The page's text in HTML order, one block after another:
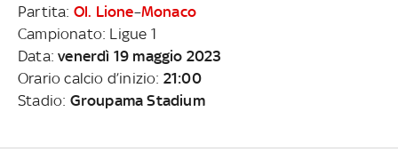
Partita: Ol. Lione–Monaco
Campionato: Ligue 1
Data:venerdì 19 maggio 2023
Orario calcio d’inizio: 21:00
Stadio: Groupama Stadium